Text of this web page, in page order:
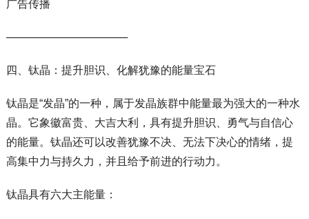
广告传播
────────────────
四、钛晶：提升胆识、化解犹豫的能量宝石
钛晶是“发晶”的一种，属于发晶族群中能量最为强大的一种水
晶。它象徽富贵、大吉大利，具有提升胆识、勇气与自信心
的能量。钛晶还可以改善犹豫不决、无法下决心的情绪，提
高集中力与持久力，并且给予前进的行动力。
钛晶具有六大主能量：